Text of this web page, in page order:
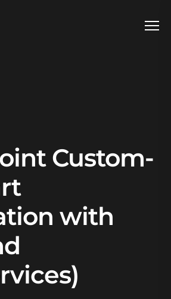
Custom-
with